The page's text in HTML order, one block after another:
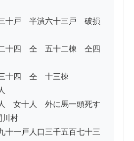
十戸　半潰六十三戸　破損
十四　仝　五十二棟　仝四
十四　仝　十三棟
　女十人　外に馬一頭死す
村
十一戸人口三千五百七十三